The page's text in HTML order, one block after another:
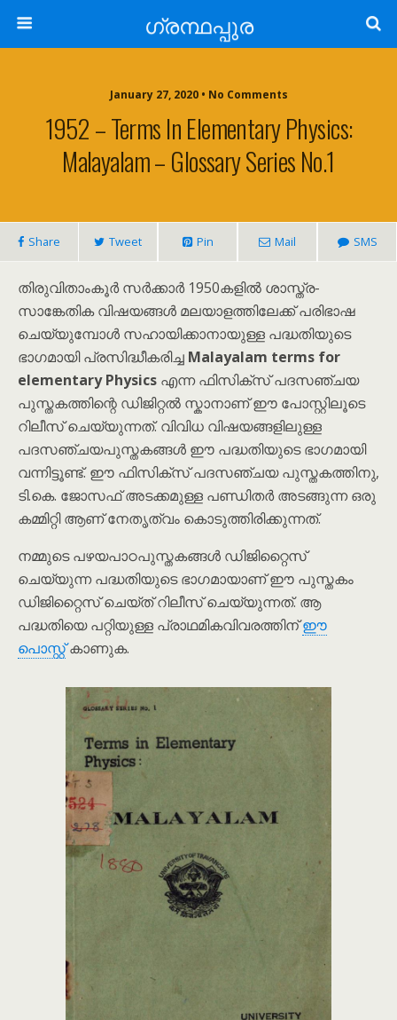
ഗ്രന്ഥപ്പുര
January 27, 2020 • No Comments
1952 – Terms In Elementary Physics:
Malayalam – Glossary Series No.1
Share Tweet Pin Mail SMS
തിരുവിതാംകൂർ സർക്കാർ 1950കളിൽ ശാസ്ത്ര-
സാങ്കേതിക വിഷയങ്ങൾ മലയാളത്തിലേക്ക് പരിഭാഷ
ചെയ്യുമ്പോൾ സഹായിക്കാനായുള്ള പദ്ധതിയുടെ
ഭാഗമായി പ്രസിദ്ധീകരിച്ച Malayalam terms for
elementary Physics എന്ന ഫിസിക്സ് പദസഞ്ചയ
പുസ്തകത്തിന്റെ ഡിജിറ്റൽ സ്കാനാണ് ഈ പോസ്റ്റിലൂടെ
റിലീസ് ചെയ്യുന്നത്. വിവിധ വിഷയങ്ങളിലുള്ള
പദസഞ്ചയപുസ്തകങ്ങൾ ഈ പദ്ധതിയുടെ ഭാഗമായി
വന്നിട്ടൂണ്ട്. ഈ ഫിസിക്സ് പദസഞ്ചയ പുസ്തകത്തിനു,
ടി.കെ. ജോസഫ് അടക്കമുള്ള പണ്ഡിതർ അടങ്ങുന്ന ഒരു
കമ്മിറ്റി ആണ് നേതൃത്വം കൊടുത്തിരിക്കുന്നത്.
നമ്മുടെ പഴയപാഠപുസ്തകങ്ങൾ ഡിജിറ്റൈസ്
ചെയ്യുന്ന പദ്ധതിയുടെ ഭാഗമായാണ് ഈ പുസ്തകം
ഡിജിറ്റൈസ് ചെയ്ത് റിലീസ് ചെയ്യുന്നത്. ആ
പദ്ധതിയെ പറ്റിയുള്ള പ്രാഥമികവിവരത്തിന്ഈ
പൊസ്റ്റ്കാണുക.